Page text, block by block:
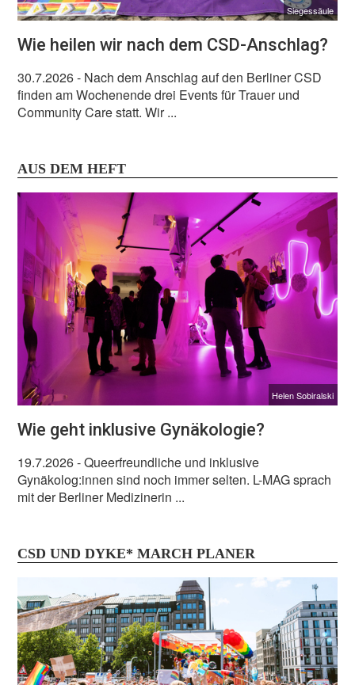
Siegessäule
Wie heilen wir nach dem CSD-Anschlag?
30.7.2026- Nach dem Anschlag auf den Berliner CSD
finden am Wochenende drei Events für Trauer und
Community Care statt. Wir ...
AUS DEM HEFT
Helen Sobiralski
Wie geht inklusive Gynäkologie?
19.7.2026- Queerfreundliche und inklusive
Gynäkolog:innen sind noch immer selten. L-MAG sprach
mit der Berliner Medizinerin ...
CSD UND DYKE* MARCH PLANER